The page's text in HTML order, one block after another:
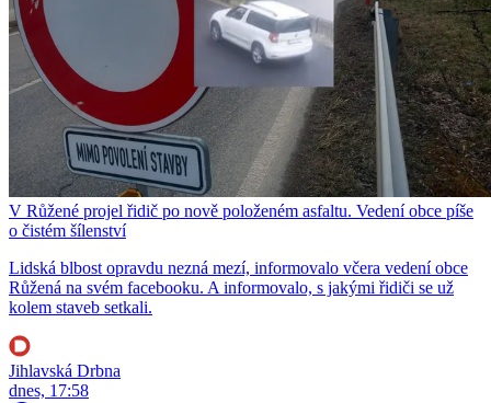
V Růžené projel řidič po nově položeném asfaltu. Vedení obce píše
o čistém šílenství
Lidská blbost opravdu nezná mezí, informovalo včera vedení obce
Růžená na svém facebooku. A informovalo, s jakými řidiči se už
kolem staveb setkali.
Jihlavská Drbna
dnes, 17:58